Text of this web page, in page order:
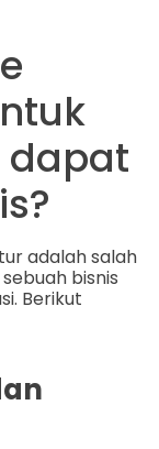
dapat
adalah salah
bisnis
Berikut